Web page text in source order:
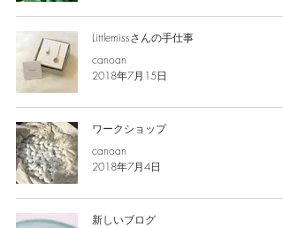
Littlemissさんの手仕事
canoan
2018年7月15日
ワークショップ
canoan
2018年7月4日
新しいブログ